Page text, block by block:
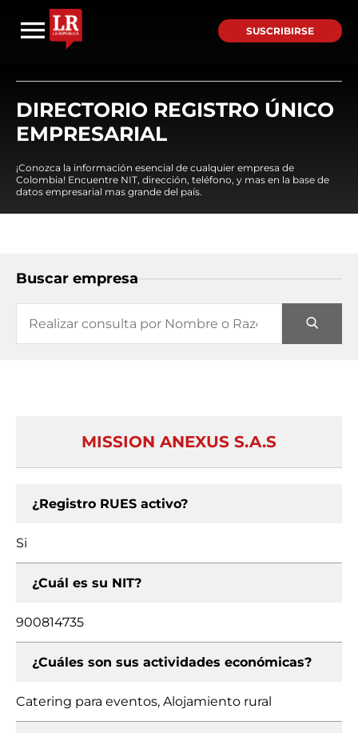
SUSCRIBIRSE
DIRECTORIO REGISTRO ÚNICO
EMPRESARIAL
¡Conozca la información esencial de cualquier empresa de
Colombia! Encuentre NIT, dirección, teléfono, y mas en la base de
datos empresarial mas grande del país.
Buscar empresa
MISSION ANEXUS S.A.S
¿Registro RUES activo?
Si
¿Cuál es su NIT?
900814735
¿Cuáles son sus actividades económicas?
Catering para eventos, Alojamiento rural